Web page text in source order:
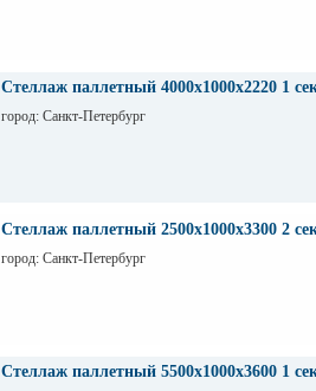
Стеллаж паллетный 4000х1000х2220 1
город: Санкт-Петербург
Стеллаж паллетный 2500х1000х3300 2
город: Санкт-Петербург
Стеллаж паллетный 5500х1000х3600 1